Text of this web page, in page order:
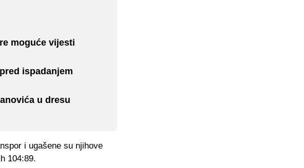
moguće vijesti
ispadanjem
u dresu
i ugašene su njihove
104:89.